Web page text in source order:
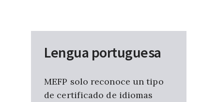
Lengua portuguesa
MEFP solo reconoce un tipo
de certificado de idiomas